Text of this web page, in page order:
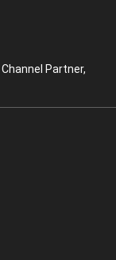
Partner,